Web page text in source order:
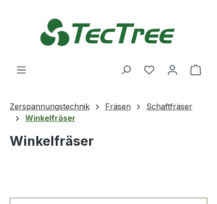
Du hast 0
Zerspannungstechnik Fräsen
Schaftfräser
Winkelfräser
Winkelfräser